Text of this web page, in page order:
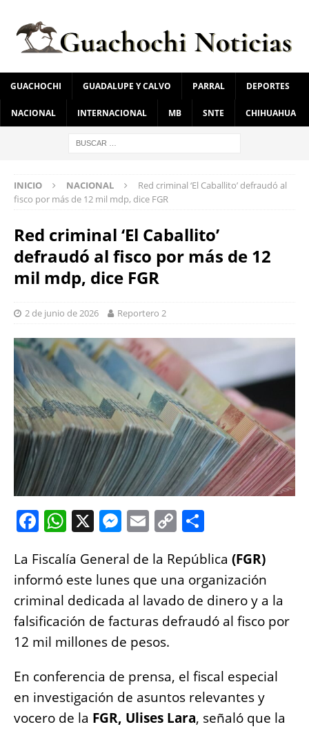
GUACHOCHI GUADALUPE Y CALVO PARRAL DEPORTES
NACIONAL INTERNACIONAL MB SNTE CHIHUAHUA
INICIO NACIONAL
Red criminal ‘El Caballito’ defraudó al
fisco por más de 12 mil mdp, dice FGR
Red criminal ‘El Caballito’
defraudó al fisco por más de 12
mil mdp, dice FGR
2 de junio de 2026 Reportero 2
F
c
e
b
o
o
k
W
at
s
A
p
p
X M
ss
e
n
g
er
E
ai
l
C
p
y
Li
n
a
re
La Fiscalía General de la República (FGR)
informó este lunes que una organización
criminal dedicada al lavado de dinero y a la
falsificación de facturas defraudó al fisco por
12 mil millones de pesos.
En conferencia de prensa, el fiscal especial
en investigación de asuntos relevantes y
vocero de la FGR, Ulises Lara, señaló que la